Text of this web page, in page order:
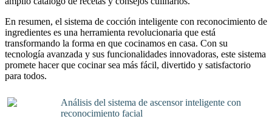
En resumen, el sistema de cocción inteligente con reconocimiento de
ingredientes es una herramienta revolucionaria que está
transformando la forma en que cocinamos en casa. Con su
tecnología avanzada y sus funcionalidades innovadoras, este sistema
promete hacer que cocinar sea más fácil, divertido y satisfactorio
para todos.
Análisis del sistema de ascensor inteligente con
reconocimiento facial